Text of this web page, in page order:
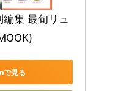
集 最旬リュ
で見る